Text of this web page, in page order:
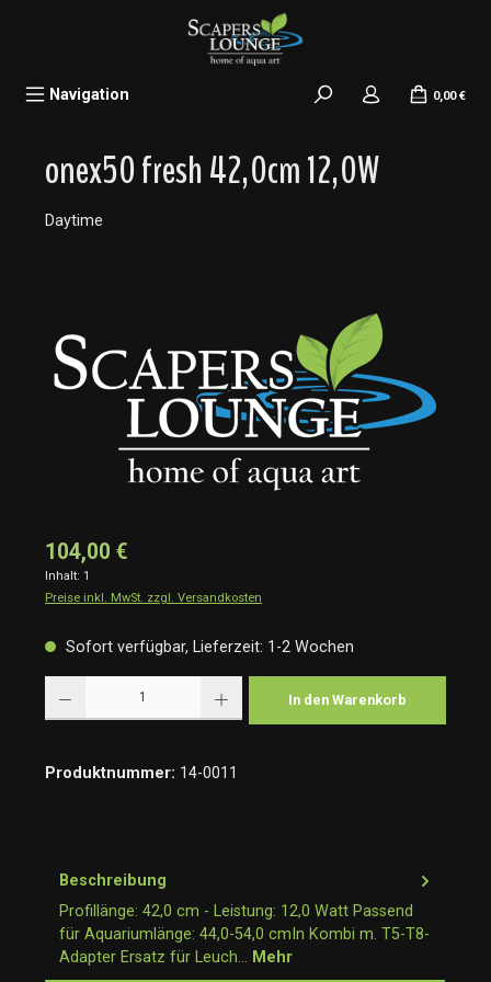
Navigation 0,00 €
onex50 fresh 42,0cm 12,0W
Daytime
104,00 €
Inhalt: 1
Preise inkl. MwSt. zzgl. Versandkosten
Sofort verfügbar, Lieferzeit: 1-2 Wochen
In den Warenkorb
Produktnummer: 14-0011
Beschreibung
Profillänge: 42,0 cm - Leistung: 12,0 Watt Passend
für Aquariumlänge: 44,0-54,0 cmIn Kombi m. T5-T8-
Adapter Ersatz für Leuch… Mehr